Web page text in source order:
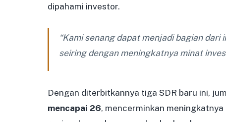
dipahami investor.
“Kami senang dapat menjadi bagian
seiring dengan meningkatnya minat
Dengan diterbitkannya tiga SDR baru ini,
mencapai 26, mencerminkan